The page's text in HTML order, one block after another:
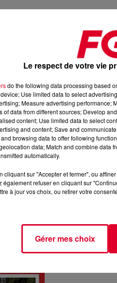
la vague de soutienqu’il
… La scène électro française
l’Ukraineen réalisant des
tapissés d'
d’ailleursfait la unedu
Le respect de votre vie
do the following data processing based
Use limited data to select
Measure advertising performance;
of data from different sources; Develop
content; Use limited data to select
and content; Save and
browsing data to offer following
data; Match and combine data
automatically.
cliquant sur "Accepter et fermer", ou
également refuser en cliquant sur
à jour vos choix, ou retirer votre
Gérer mes choix